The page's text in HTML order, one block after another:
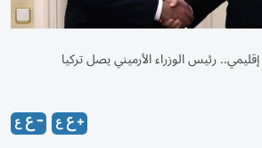
رئيس الوزراء الأرميني يصل تركيا